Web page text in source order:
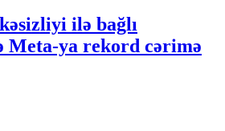
ilə bağlı
Meta-ya rekord cərimə